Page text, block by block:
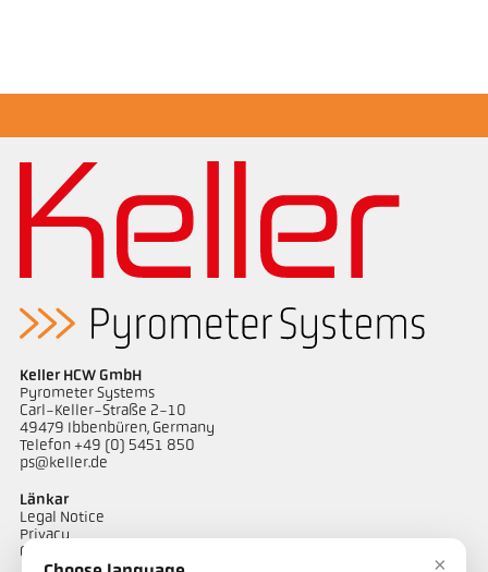
Mått ritning PA 40-K011
Keller HCW GmbH
Pyrometer Systems
Carl-Keller-Straße 2-10
49479 Ibbenbüren, Germany
Telefon +49 (0) 5451 850
ps@keller.de
Länkar
Legal Notice
Privacy
GTC
×